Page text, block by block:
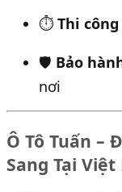
⏱ Thi
🛡 Bảo
nơi
Ô Tô Tuấn –
Sang Tại